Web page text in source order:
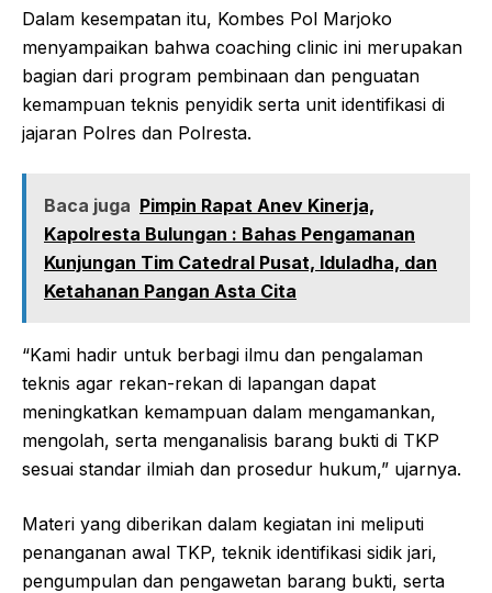
Dalam kesempatan itu, Kombes Pol Marjoko
menyampaikan bahwa coaching clinic ini merupakan
bagian dari program pembinaan dan penguatan
kemampuan teknis penyidik serta unit identifikasi di
jajaran Polres dan Polresta.
Baca juga Pimpin Rapat Anev Kinerja,
Kapolresta Bulungan : Bahas Pengamanan
Kunjungan Tim Catedral Pusat, Iduladha, dan
Ketahanan Pangan Asta Cita
“Kami hadir untuk berbagi ilmu dan pengalaman
teknis agar rekan-rekan di lapangan dapat
meningkatkan kemampuan dalam mengamankan,
mengolah, serta menganalisis barang bukti di TKP
sesuai standar ilmiah dan prosedur hukum,” ujarnya.
Materi yang diberikan dalam kegiatan ini meliputi
penanganan awal TKP, teknik identifikasi sidik jari,
pengumpulan dan pengawetan barang bukti, serta